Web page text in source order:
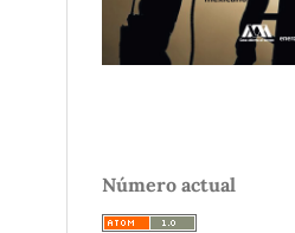
Número actual